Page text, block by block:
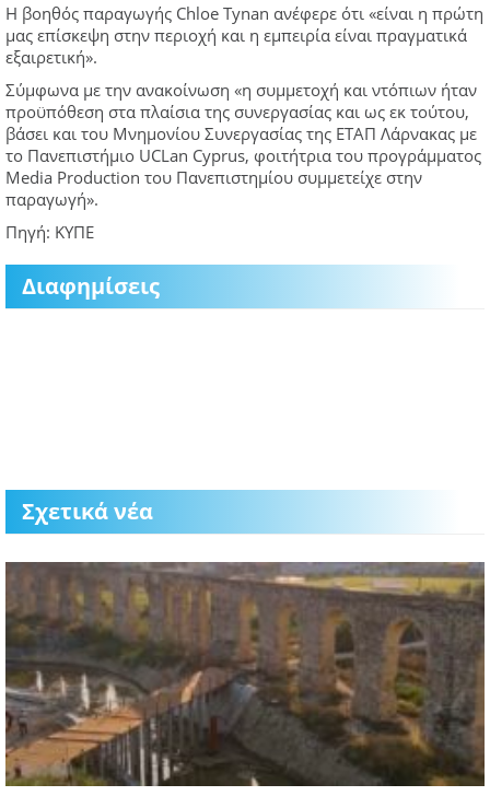
Η βοηθός παραγωγής Chloe Tynan ανέφερε ότι «είναι η πρώτη
μας επίσκεψη στην περιοχή και η εμπειρία είναι πραγματικά
εξαιρετική».
Σύμφωνα με την ανακοίνωση «η συμμετοχή και ντόπιων ήταν
προϋπόθεση στα πλαίσια της συνεργασίας και ως εκ τούτου,
βάσει και του Μνημονίου Συνεργασίας της ΕΤΑΠ Λάρνακας με
το Πανεπιστήμιο UCLan Cyprus, φοιτήτρια του προγράμματος
Media Production του Πανεπιστημίου συμμετείχε στην
παραγωγή».
Πηγή: ΚΥΠΕ
Διαφημίσεις
Σχετικά νέα